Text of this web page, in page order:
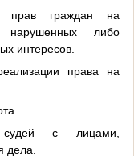
прав граждан на
либо
интересов.
права на
с лицами,
дела.